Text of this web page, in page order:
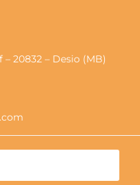
20832 – Desio (MB)